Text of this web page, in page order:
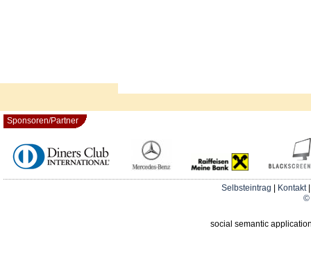
Sponsoren/Partner
Selbsteintrag Kontakt
©
social semantic